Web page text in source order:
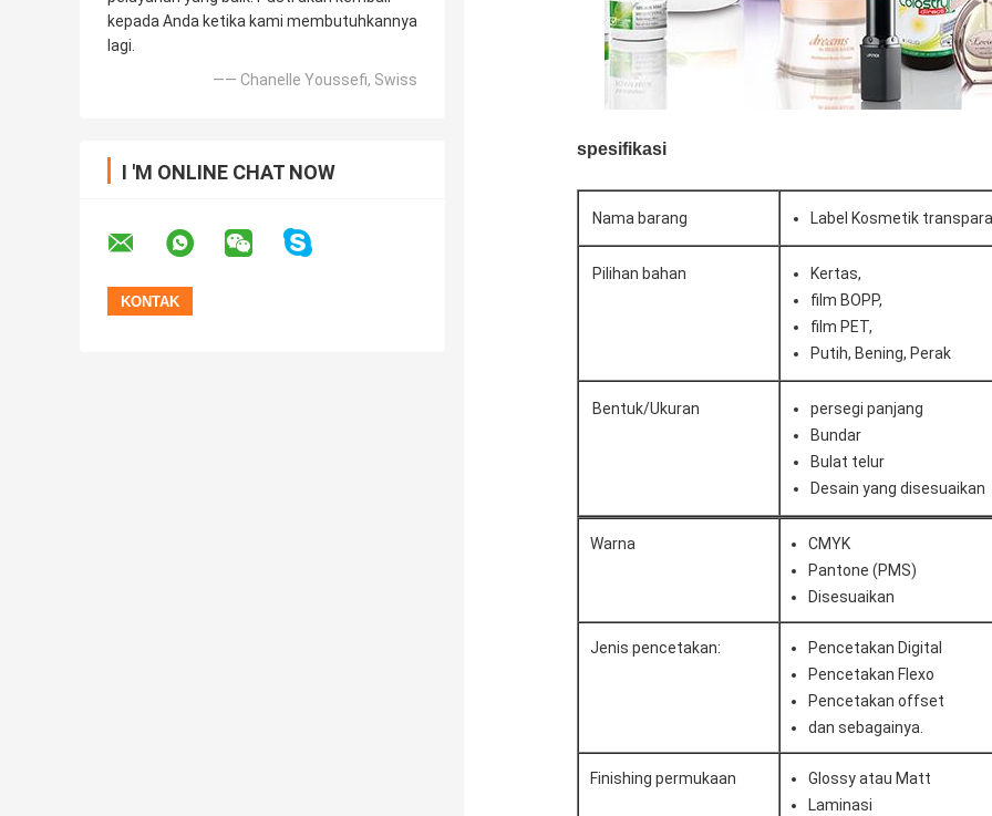
kepada Anda ketika kami membutuhkannya
lagi.
—— Chanelle Youssefi, Swiss
I 'M ONLINE CHAT NOW
spesifikasi
Nama barang Label Kosmetik
Pilihan bahan
Kertas,
film BOPP,
film PET,
Putih, Bening, Perak
Bentuk/Ukuran
persegi panjang
Bundar
Bulat telur
Desain yang disesuaikan
Warna
CMYK
Pantone (PMS)
Disesuaikan
Jenis pencetakan:
Pencetakan Digital
Pencetakan Flexo
Pencetakan offset
dan sebagainya.
Finishing permukaan
Glossy atau Matt
Laminasi